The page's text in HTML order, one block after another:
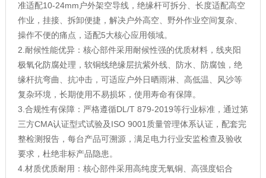
准适配10-24mm户外架空导线，绝缘杆可拆分、长度适配高空
作业，挂接、拆卸便捷，解决户外高空、野外作业空间复杂、
操作不便的痛点，适配5大核心应用领域。
2.耐候性能优异：核心部件采用耐候性强的优质材料，线夹阳
极氧化防腐处理，软铜线绝缘层抗紫外线、防水、防腐蚀，绝
缘杆抗弯曲、抗冲击，可适应户外日晒雨淋、高低温、风沙等
复杂环境，长期使用不易损坏，使用寿命有保障。
3.合规性有保障：严格遵循DL/T 879-2019等行业标准，通过第
三方CMA认证型式试验及ISO 9001质量管理体系认证，配套完
整检测报告，每台产品可溯源，满足电力行业安监检查及验收
要求，杜绝非标产品隐患。
4.材质优质耐用：核心部件采用高纯度无氧铜、高强度铝合